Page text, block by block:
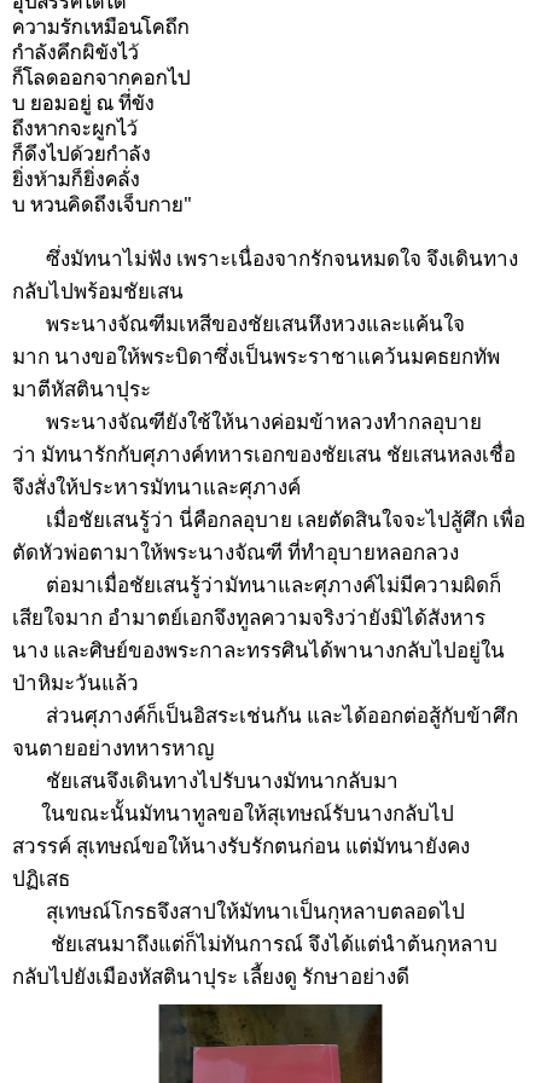
ความรักเหมือนโคถึก
กำลังคึกผิขังไว้
ก็โลดออกจากคอกไป
บ ยอมอยู่ ณ ที่ขัง
ถึงหากจะผูกไว้
ก็ดึงไปด้วยกำลัง
ยิ่งห้ามก็ยิ่งคลั่ง
บ หวนคิดถึงเจ็บกาย"
ซึ่งมัทนาไม่ฟัง เพราะเนื่องจากรักจนหมดใจ จึงเดินทาง
กลับไปพร้อมชัยเสน
พระนางจัณฑีมเหสีของชัยเสนหึงหวงและแค้นใจ
มาก นางขอให้พระบิดาซึ่งเป็นพระราชาแคว้นมคธยกทัพ
มาตีหัสตินาปุระ
พระนางจัณฑียังใช้ให้นางค่อมข้าหลวงทำกลอุบาย
ว่า มัทนารักกับศุภางค์ทหารเอกของชัยเสน ชัยเสนหลงเชื่อ
จึงสั่งให้ประหารมัทนาและศุภางค์
เมื่อชัยเสนรู้ว่า นี่คือกลอุบาย เลยตัดสินใจจะไปสู้ศึก เพื่อ
ตัดหัวพ่อตามาให้พระนางจัณฑี ที่ทำอุบายหลอกลวง
ต่อมาเมื่อชัยเสนรู้ว่ามัทนาและศุภางค์ไม่มีความผิดก็
เสียใจมาก อำมาตย์เอกจึงทูลความจริงว่ายังมิได้สังหาร
นาง และศิษย์ของพระกาละทรรศินได้พานางกลับไปอยู่ใน
ป่าหิมะวันแล้ว
ส่วนศุภางค์ก็เป็นอิสระเช่นกัน และได้ออกต่อสู้กับข้าศึก
จนตายอย่างทหารหาญ
ชัยเสนจึงเดินทางไปรับนางมัทนากลับมา
ในขณะนั้นมัทนาทูลขอให้สุเทษณ์รับนางกลับไป
สวรรค์ สุเทษณ์ขอให้นางรับรักตนก่อน แต่มัทนายังคง
ปฏิเสธ
สุเทษณ์โกรธจึงสาปให้มัทนาเป็นกุหลาบตลอดไป
ชัยเสนมาถึงแต่ก็ไม่ทันการณ์ จึงได้แต่นำต้นกุหลาบ
กลับไปยังเมืองหัสตินาปุระ เลี้ยงดู รักษาอย่างดี